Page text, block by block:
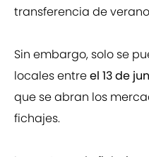
transferencia de
Sin embargo, solo se
locales entreel 13 de
que se abran los
fichajes.